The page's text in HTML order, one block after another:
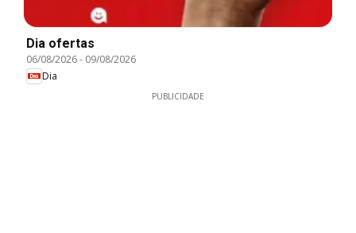
Dia ofertas
06/08/2026- 09/08/2026
Dia
PUBLICIDADE